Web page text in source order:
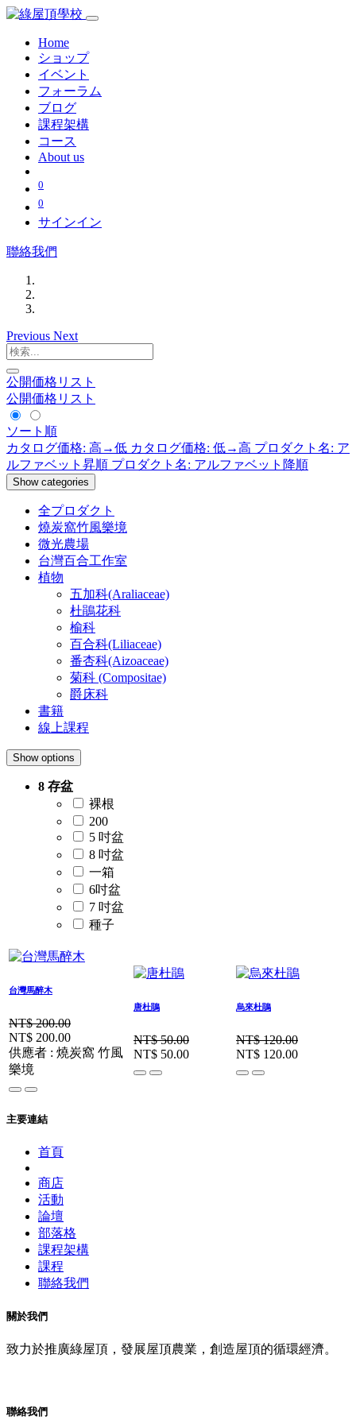
Home
ショップ
イベント
フォーラム
ブログ
課程架構
コース
About us
0
0
サインイン
聯絡我們
Previous Next
公開価格リスト
公開価格リスト
ソート順
カタログ価格: 高→低 カタログ価格: 低→高 プロダクト名: ア
ルファベット昇順 プロダクト名: アルファベット降順
Show categories
全プロダクト
燒炭窩竹風樂境
微光農場
台灣百合工作室
植物
五加科(Araliaceae)
杜鵑花科
榆科
百合科(Liliaceae)
番杏科(Aizoaceae)
菊科 (Compositae)
爵床科
書籍
線上課程
Show options
8 存盆
裸根
200
5 吋盆
8 吋盆
一箱
6吋盆
7 吋盆
種子
台灣馬醉木
NT$200.00
NT$ 200.00
供應者 : 燒炭窩 竹風
樂境
唐杜鵑
NT$50.00
NT$ 50.00
烏來杜鵑
NT$120.00
NT$ 120.00
主要連結
首頁
商店
活動
論壇
部落格
課程架構
課程
聯絡我們
關於我們
致力於推廣綠屋頂，發展屋頂農業，創造屋頂的循環經濟。
聯絡我們